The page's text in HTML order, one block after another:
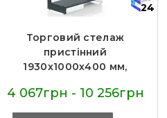
24
Торговий стелаж
пристінний
1930х1000х400 мм,
задня стінка сітка,
антрацит, для магазину
4 067грн - 10 256грн